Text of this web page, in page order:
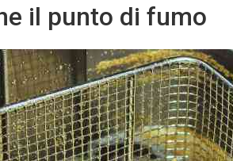
il punto di fumo